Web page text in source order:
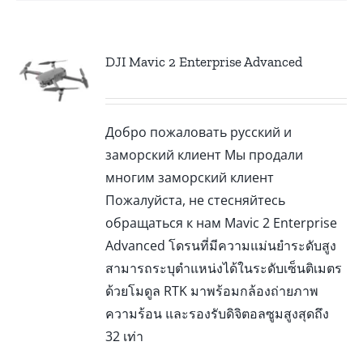
DJI Mavic 2 Enterprise Advanced
Добро пожаловать русский и
заморский клиент Мы продали
многим заморский клиент
Пожалуйста, не стесняйтесь
обращаться к нам Mavic 2 Enterprise
Advanced โดรนที่มีความแม่นยำระดับสูง
สามารถระบุตำแหน่งได้ในระดับเซ็นติเมตร
ด้วยโมดูล RTK มาพร้อมกล้องถ่ายภาพ
ความร้อน และรองรับดิจิตอลซูมสูงสุดถึง
32 เท่า